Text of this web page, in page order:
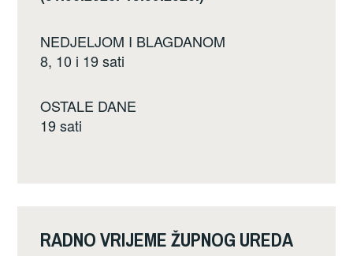
NEDJELJOM I BLAGDANOM
8, 10 i 19 sati
OSTALE DANE
19 sati
RADNO VRIJEME ŽUPNOG UREDA